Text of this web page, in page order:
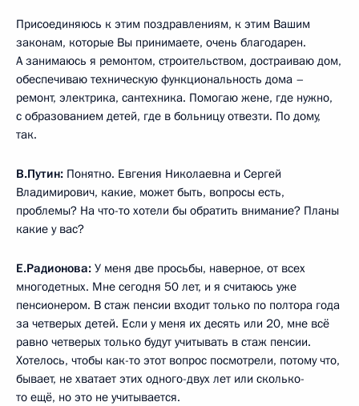
Присоединяюсь к этим поздравлениям, к этим Вашим
законам, которые Вы принимаете, очень благодарен.
А занимаюсь я ремонтом, строительством, достраиваю дом,
обеспечиваю техническую функциональность дома –
ремонт, электрика, сантехника. Помогаю жене, где нужно,
с образованием детей, где в больницу отвезти. По дому,
так.
В.Путин: Понятно. Евгения Николаевна и Сергей
Владимирович, какие, может быть, вопросы есть,
проблемы? На что-то хотели бы обратить внимание? Планы
какие у вас?
Е.Радионова: У меня две просьбы, наверное, от всех
многодетных. Мне сегодня 50 лет, и я считаюсь уже
пенсионером. В стаж пенсии входит только по полтора года
за четверых детей. Если у меня их десять или 20, мне всё
равно четверых только будут учитывать в стаж пенсии.
Хотелось, чтобы как-то этот вопрос посмотрели, потому что,
бывает, не хватает этих одного-двух лет или сколько-
то ещё, но это не учитывается.